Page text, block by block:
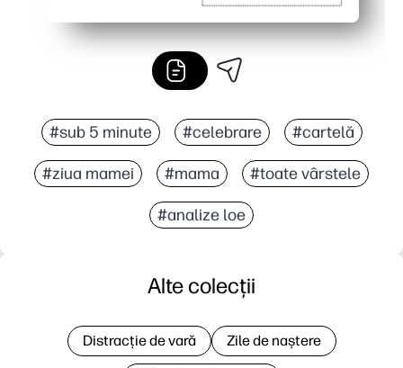
#sub 5 minute #celebrare #cartelă
#ziua mamei #mama #toate vârstele
#analize loe
Alte colecții
Distracție de vară Zile de naștere